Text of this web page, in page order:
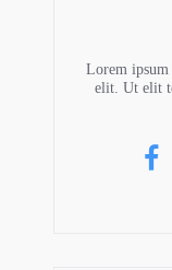
Lorem ipsum
elit. Ut elit